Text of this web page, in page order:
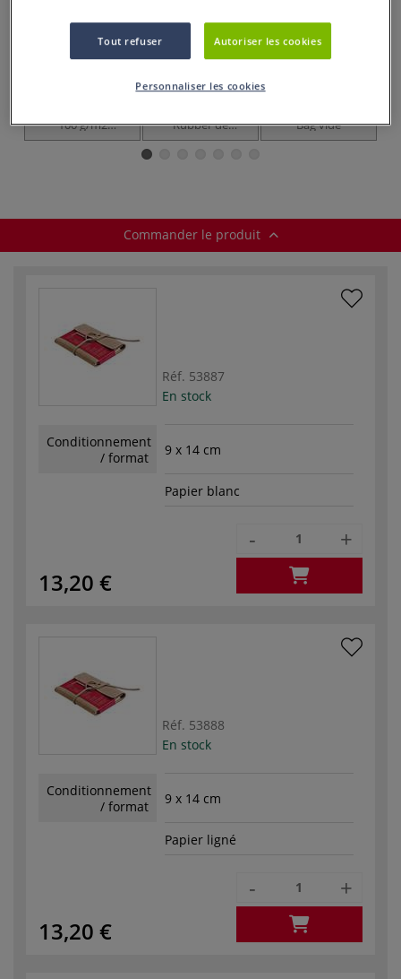
100 g/m2
Hahnemuehle
Rubber de
Transotype
Bag vide
Commander le produit
Réf. 53887
En stock
Conditionnement
/ format
9 x 14 cm
Papier blanc
13,20 €
- +
Réf. 53888
En stock
Conditionnement
/ format
9 x 14 cm
Papier ligné
13,20 €
- +
Tout refuser Autoriser les cookies
Personnaliser les cookies